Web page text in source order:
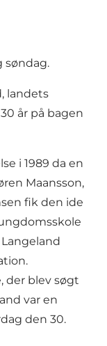
søndag.
landets
år på bagen
i 1989 da en
Maansson,
fik den ide
der blev søgt
var en
den 30.